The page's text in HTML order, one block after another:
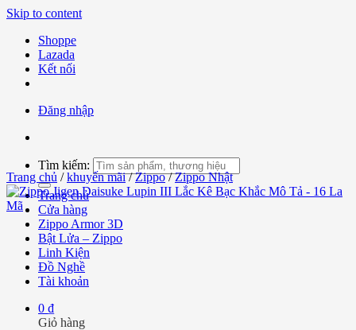
Skip to content
Shoppe
Lazada
Kết nối
Đăng nhập
Tìm kiếm:
Trang chủ
Cửa hàng
Zippo Armor 3D
Bật Lửa – Zippo
Linh Kiện
Đồ Nghề
Tài khoản
0 ₫
Giỏ hàng
Trang chủ / khuyến mãi / Zippo / Zippo Nhật